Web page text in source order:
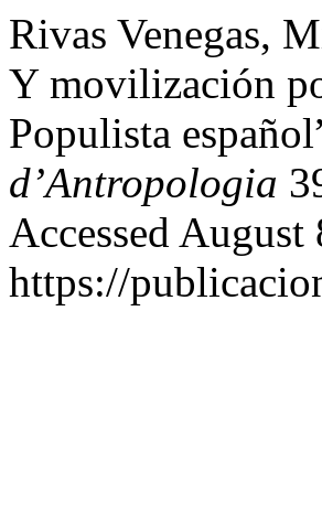
Rivas Venegas,
Y movilización
Populista
d’Antropologia
Accessed August
https://